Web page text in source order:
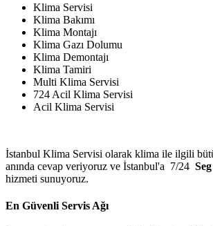
Klima Servisi
Klima Bakımı
Klima Montajı
Klima Gazı Dolumu
Klima Demontajı
Klima Tamiri
Multi Klima Servisi
724 Acil Klima Servisi
Acil Klima Servisi
İstanbul Klima Servisi olarak klima ile ilgili
anında cevap veriyoruz ve İstanbul'a 7/24 Seg
hizmeti sunuyoruz.
En Güvenli Servis Ağı